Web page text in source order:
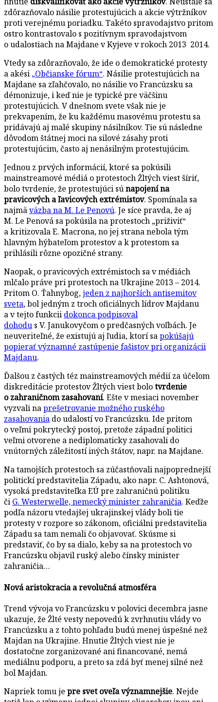
zdôrazňovalo násilie protestujúcich a akcie výtržníkov
proti verejnému poriadku. Takéto spravodajstvo pritom
ostro kontrastovalo s pozitívnym spravodajstvom
o udalostiach na Majdane v Kyjeve v rokoch 2013 2014.
Vtedy sa zdôrazňovalo, že ide o demokratické protesty
a akési „Občianske fórum“. Násilie protestujúcich na
Majdane sa zľahčovalo, no násilie vo Francúzsku sa
démonizuje, i keď nie je typické pre väčšinu
protestujúcich. V dnešnom svete však nie je
prekvapením, že ku každému masovému protestu sa
pridávajú aj malé skupiny násilníkov. Tie sú následne
dôvodom štátnej moci na silové zásahy proti
protestujúcim, často aj nenásilným protestujúcim.
Jednou z prvých informácií, ktoré sa pokúsili
mainstreamové médiá o protestoch Žltých viest šíriť,
bolo tvrdenie, že protestujúci súnapojení na
pravicových a ľavicových extrémistov. Spomínala sa
najmäväzba na M. Le Penovú. Je síce pravda, že aj
M. Le Penová sa pokúsila na protestoch „priživiť“
a kritizovala E. Macrona, no jej strana nebola tým
hlavným hýbateľom protestov a k protestom sa
prihlásili rôzne opozičné strany.
Naopak, o pravicových extrémistoch sa v médiách
mlčalo práve pri protestoch na Ukrajine 2013 – 2014.
Pritom O. Ťahnybog,jeden z najhorších antisemitov
sveta, bol jedným z troch oficiálnych lídrov Majdanu
a v tejto funkcii dokonca podpisoval
dohodu s V. Janukovyčom o predčasných voľbách. Je
neuveriteľné, že existujú aj ľudia, ktorí sapokúšajú
popierať významné zastúpenie fašistov pri organizácii
Majdanu.
Ďalšou z častých téz mainstreamových médií za účelom
diskreditácie protestov Žltých viest bolotvrdenie
o zahraničnom zasahovaní. Ešte v mesiaci november
vyzvali naprešetrovanie možného ruského
zasahovania do udalostí vo Francúzsku. Ide pritom
o veľmi pokrytecký postoj, pretože západní politici
veľmi otvorene a nediplomaticky zasahovali do
vnútorných záležitostí iných štátov, napr. na Majdane.
Na tamojších protestoch sa zúčastňovali najpoprednejší
politickí predstavitelia Západu, ako napr. C. Ashtonová,
vysoká predstaviteľka EÚ pre zahraničnú politiku
či G. Westerwelle, nemecký minister zahraničia. Keďže
podľa názoru vtedajšej ukrajinskej vlády boli tie
protesty v rozpore so zákonom, oficiálni predstavitelia
Západu sa tam nemali čo objavovať. Skúsme si
predstaviť, čo by sa dialo, keby sa na protestoch vo
Francúzsku objavil ruský alebo čínsky minister
zahraničia…
Nová aristokracia a revolučná atmosféra
Trend vývoja vo Francúzsku v polovici decembra jasne
ukazuje, že Žlté vesty nepovedú k zvrhnutiu vlády vo
Francúzsku a z tohto pohľadu budú menej úspešné než
Majdan na Ukrajine. Hnutie Žltých viest nie je
dostatočne zorganizované ani financované, nemá
mediálnu podporu, a preto sa zdá byť menej silné než
bol Majdan.
Napriek tomu je pre svet oveľa významnejšie. Nejde